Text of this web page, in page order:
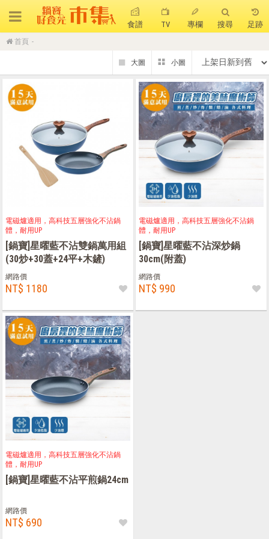
食譜 TV 專欄 搜尋 足跡
首頁
電磁爐適用，高科技五層強化不沾鍋
體，耐用UP
[鍋寶]星曜藍不沾雙鍋萬用組
(30炒+30蓋+24平+木鏟)
網路價
NT$ 1180
電磁爐適用，高科技五層強化不沾鍋
體，耐用UP
[鍋寶]星曜藍不沾深炒鍋
30cm(附蓋)
網路價
NT$ 990
電磁爐適用，高科技五層強化不沾鍋
體，耐用UP
[鍋寶]星曜藍不沾平煎鍋24cm
網路價
NT$ 690
熱門搜尋
聚油不沾鍋 全球通吹風機 陶瓷不沾電鍋
珍珠粗吸管杯 可微波保鮮盒 大理石不沾鍋
分隔便當盒 金鑽不沾鍋 氣炸烤箱